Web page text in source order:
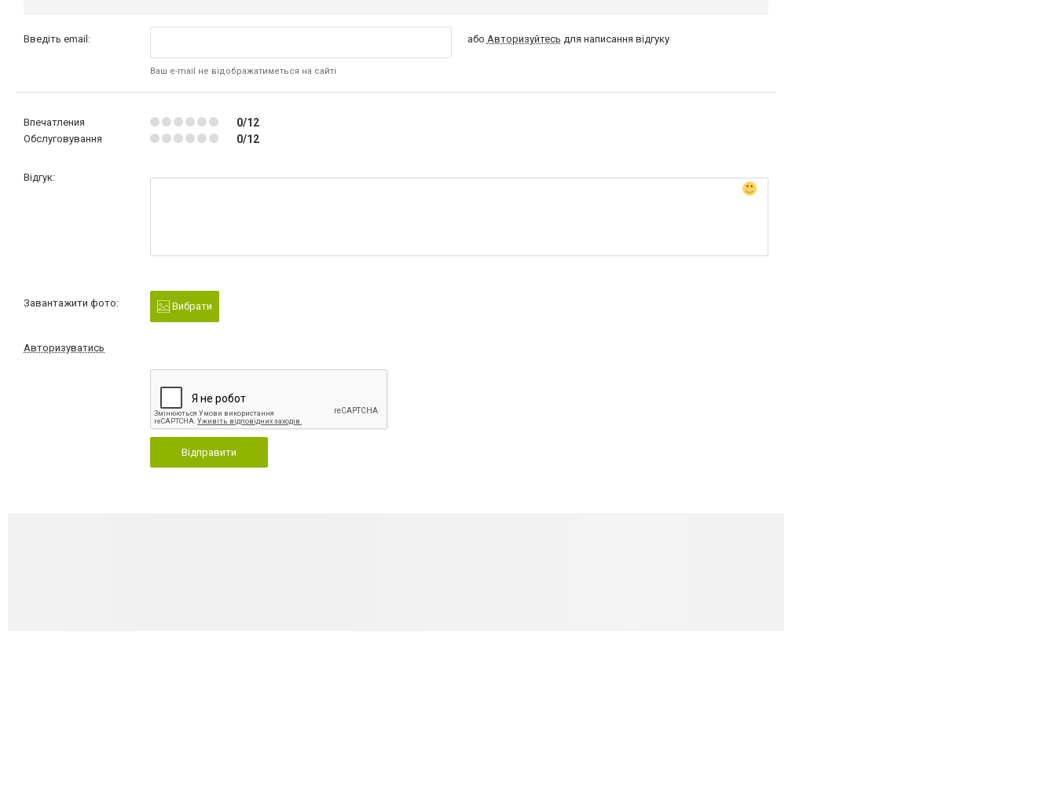
Введіть email:
Ваш e-mail не відображатиметься на сайті
або Авторизуйтесь для написання відгуку
Впечатления 0/12
Обслуговування 0/12
Відгук:
Завантажити фото: Вибрати
Авторизуватись
Відправити